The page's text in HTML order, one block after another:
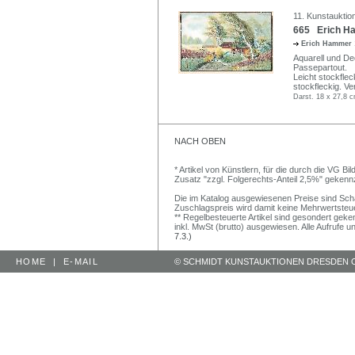
11.
665 Erich
Erich Hammer
Aquarell und
Passepartout.
Leicht
stockfleckig.
Darst. 18 x 27,8
NACH OBEN
* Artikel von Künstlern, für die durch die VG
Zusatz "zzgl. Folgerechts-Anteil 2,5%"
Die im Katalog ausgewiesenen Preise sind
Zuschlagspreis wird damit keine
** Regelbesteuerte Artikel sind gesondert
inkl. MwSt (brutto) ausgewiesen. Alle Aufrufe
7.3.)
HOME | E-MAIL © SCHMIDT KUNSTAUKTIONEN DRESDEN